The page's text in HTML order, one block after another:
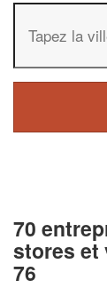
70
stores et
76